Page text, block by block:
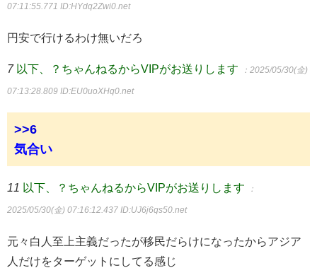
07:11:55.771 ID:HYdq2Zwi0.net
円安で行けるわけ無いだろ
7 以下、？ちゃんねるからVIPがお送りします ：2025/05/30(金)
07:13:28.809 ID:EU0uoXHq0.net
>>6
気合い
11 以下、？ちゃんねるからVIPがお送りします ：
2025/05/30(金) 07:16:12.437 ID:UJ6j6qs50.net
元々白人至上主義だったが移民だらけになったからアジア
人だけをターゲットにしてる感じ